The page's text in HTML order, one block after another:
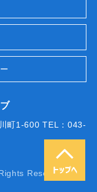
町1-600 TEL：043-
Reserved.